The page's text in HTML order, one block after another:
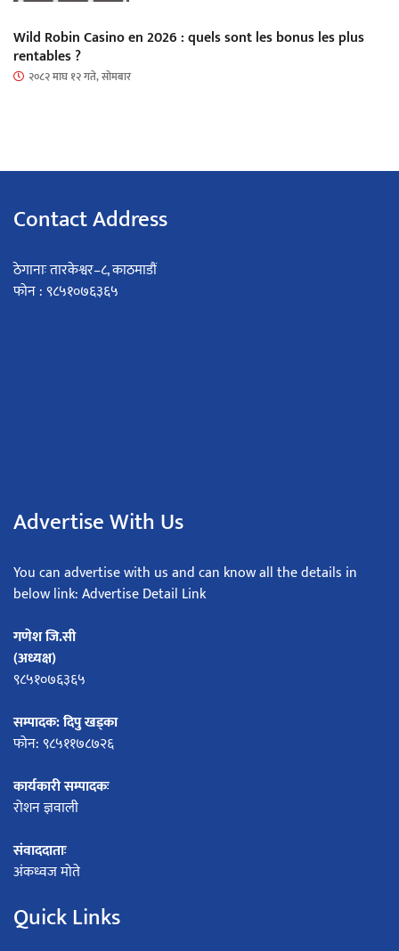
Wild Robin Casino en 2026 : quels sont les bonus les plus
rentables ?
२०८२ माघ १२ गते, सोमबार
Contact Address
ठेगानाः तारकेश्वर–८, काठमाडौं
फोन : ९८५१०७६३६५
Advertise With Us
You can advertise with us and can know all the details in
below link: Advertise Detail Link
गणेश जि.सी
(अध्यक्ष)
९८५१०७६३६५
सम्पादक: दिपु खड्का
फोन: ९८५११७८७२६
कार्यकारी सम्पादकः
रोशन ज्ञवाली
संवाददाताः
अंकध्वज मोते
Quick Links